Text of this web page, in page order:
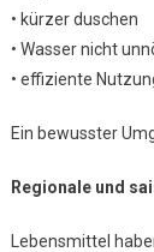
• kürzer duschen
• Wasser nicht
• effiziente
Ein bewusster
Regionale und
Lebensmittel